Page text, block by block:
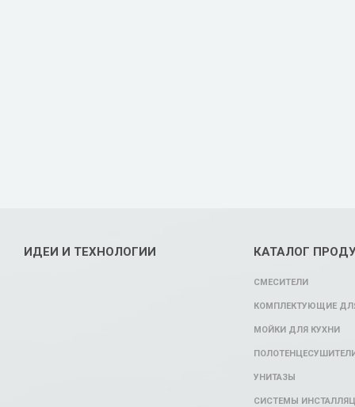
ИДЕИ И ТЕХНОЛОГИИ КАТАЛОГ
СМЕСИТЕЛИ
КОМПЛЕКТУЮЩИЕ
МОЙКИ ДЛЯ КУХНИ
УНИТАЗЫ
СИСТЕМЫ